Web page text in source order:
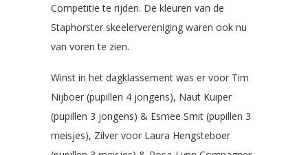
Competitie te rijden. De kleuren van de
Staphorster skeelervereniging waren ook nu
van voren te zien.
Winst in het dagklassement was er voor Tim
Nijboer (pupillen 4 jongens), Naut Kuiper
(pupillen 3 jongens) & Esmee Smit (pupillen 3
meisjes), Zilver voor Laura Hengsteboer